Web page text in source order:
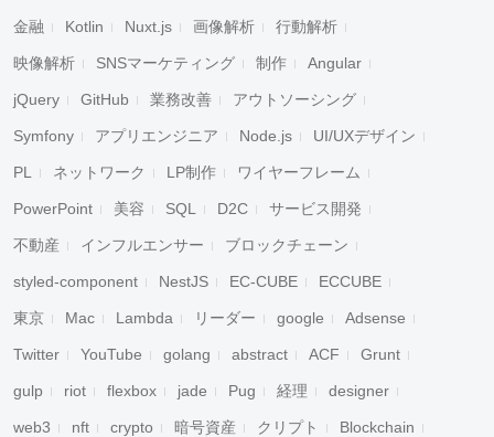
金融 Kotlin Nuxt.js 画像解析 行動解析
映像解析 SNSマーケティング 制作 Angular
jQuery GitHub 業務改善 アウトソーシング
Symfony アプリエンジニア Node.js UI/UXデザイン
PL ネットワーク LP制作 ワイヤーフレーム
PowerPoint 美容 SQL D2C サービス開発
不動産 インフルエンサー ブロックチェーン
styled-component NestJS EC-CUBE ECCUBE
東京 Mac Lambda リーダー google Adsense
Twitter YouTube golang abstract ACF Grunt
gulp riot flexbox jade Pug 経理 designer
web3 nft crypto 暗号資産 クリプト Blockchain